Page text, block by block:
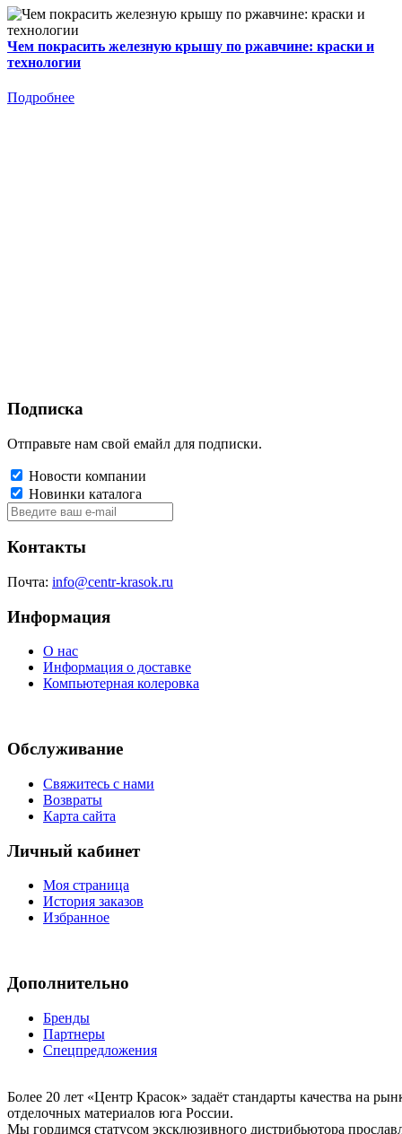
Чем покрасить железную крышу по ржавчине: краски и
технологии
Подробнее
Подписка
Отправьте нам свой емайл для подписки.
Новости компании
Новинки каталога
Контакты
Почта: info@centr-krasok.ru
Информация
О нас
Информация о доставке
Компьютерная колеровка
Обслуживание
Свяжитесь с нами
Возвраты
Карта сайта
Личный кабинет
Моя страница
История заказов
Избранное
Дополнительно
Бренды
Партнеры
Спецпредложения
Более 20 лет «Центр Красок» задаёт стандарты качества на
отделочных материалов юга России.
Мы гордимся статусом эксклюзивного дистрибьютора